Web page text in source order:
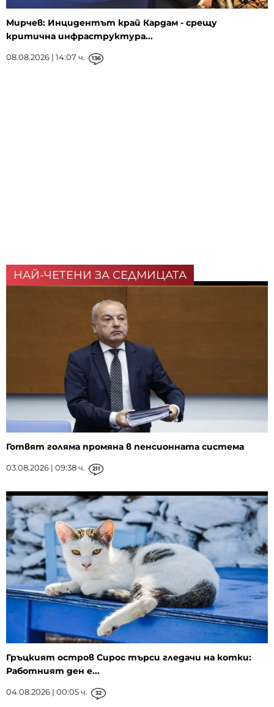
Мирчев: Инцидентът край Кардам - срещу
критична инфраструктура...
08.08.2026 | 14:07 ч. 136
НАЙ-ЧЕТЕНИ ЗА СЕДМИЦАТА
Готвят голяма промяна в пенсионната система
03.08.2026 | 09:38 ч. 211
Гръцкият остров Сирос търси гледачи на котки:
Работният ден е...
04.08.2026 | 00:05 ч. 32